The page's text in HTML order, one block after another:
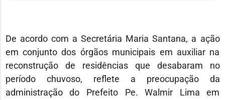
De acordo com a Secretária Maria Santana, a ação
em conjunto dos órgãos municipais em auxiliar na
reconstrução de residências que desabaram no
período chuvoso, reflete a preocupação da
administração do Prefeito Pe. Walmir Lima em